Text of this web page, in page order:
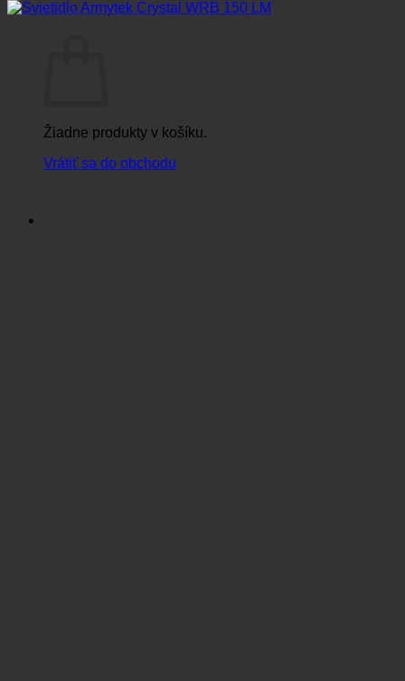
Žiadne produkty v košíku.
Vrátiť sa do obchodu